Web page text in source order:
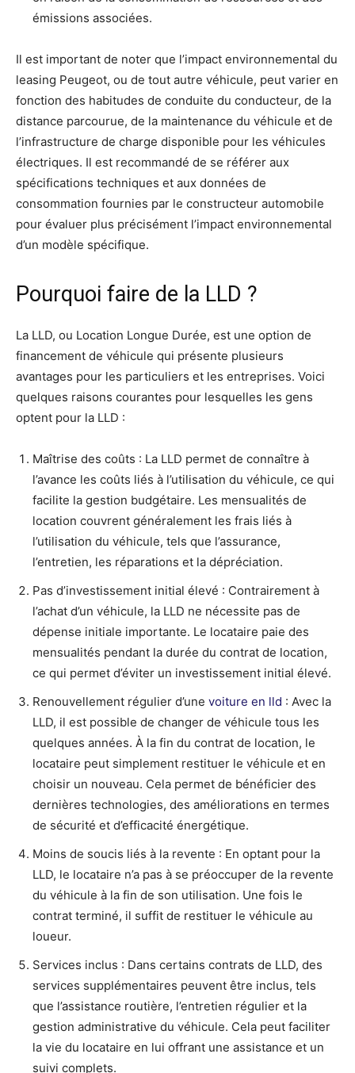
émissions associées.
Il est important de noter que l’impact environnemental du
leasing Peugeot, ou de tout autre véhicule, peut varier en
fonction des habitudes de conduite du conducteur, de la
distance parcourue, de la maintenance du véhicule et de
l’infrastructure de charge disponible pour les véhicules
électriques. Il est recommandé de se référer aux
spécifications techniques et aux données de
consommation fournies par le constructeur automobile
pour évaluer plus précisément l’impact environnemental
d’un modèle spécifique.
Pourquoi faire de la LLD ?
La LLD, ou Location Longue Durée, est une option de
financement de véhicule qui présente plusieurs
avantages pour les particuliers et les entreprises. Voici
quelques raisons courantes pour lesquelles les gens
optent pour la LLD :
Maîtrise des coûts : La LLD permet de connaître à
l’avance les coûts liés à l’utilisation du véhicule, ce qui
facilite la gestion budgétaire. Les mensualités de
location couvrent généralement les frais liés à
l’utilisation du véhicule, tels que l’assurance,
l’entretien, les réparations et la dépréciation.
Pas d’investissement initial élevé : Contrairement à
l’achat d’un véhicule, la LLD ne nécessite pas de
dépense initiale importante. Le locataire paie des
mensualités pendant la durée du contrat de location,
ce qui permet d’éviter un investissement initial élevé.
Renouvellement régulier d’une voiture en lld : Avec la
LLD, il est possible de changer de véhicule tous les
quelques années. À la fin du contrat de location, le
locataire peut simplement restituer le véhicule et en
choisir un nouveau. Cela permet de bénéficier des
dernières technologies, des améliorations en termes
de sécurité et d’efficacité énergétique.
Moins de soucis liés à la revente : En optant pour la
LLD, le locataire n’a pas à se préoccuper de la revente
du véhicule à la fin de son utilisation. Une fois le
contrat terminé, il suffit de restituer le véhicule au
loueur.
Services inclus : Dans certains contrats de LLD, des
services supplémentaires peuvent être inclus, tels
que l’assistance routière, l’entretien régulier et la
gestion administrative du véhicule. Cela peut faciliter
la vie du locataire en lui offrant une assistance et un
suivi complets.